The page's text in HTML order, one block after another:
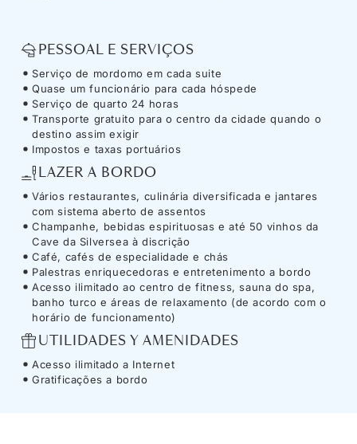
PESSOAL E SERVIÇOS
Serviço de mordomo em cada suite
Quase um funcionário para cada hóspede
Serviço de quarto 24 horas
Transporte gratuito para o centro da cidade quando o
destino assim exigir
Impostos e taxas portuários
LAZER A BORDO
Vários restaurantes, culinária diversificada e jantares
com sistema aberto de assentos
Champanhe, bebidas espirituosas e até 50 vinhos da
Cave da Silversea à discrição
Café, cafés de especialidade e chás
Palestras enriquecedoras e entretenimento a bordo
Acesso ilimitado ao centro de fitness, sauna do spa,
banho turco e áreas de relaxamento (de acordo com o
horário de funcionamento)
UTILIDADES Y AMENIDADES
Acesso ilimitado a Internet
Gratificações a bordo